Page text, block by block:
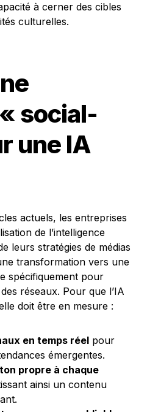
à cerner des cibles
culturelles.
social-
une IA
actuels, les entreprises
de l’intelligence
leurs stratégies de médias
transformation vers une
spécifiquement pour
réseaux. Pour que l’IA
doit être en mesure :
en temps réel pour
émergentes.
propre à chaque
ainsi un contenu